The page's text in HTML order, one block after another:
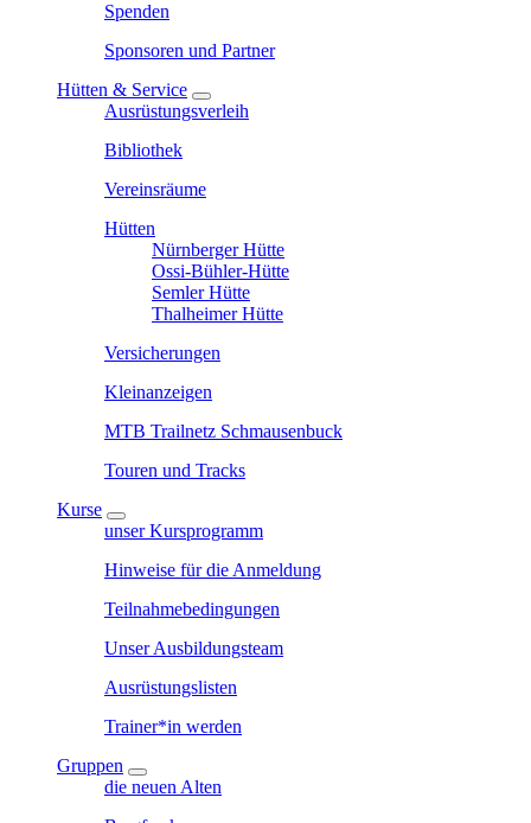
Spenden
Sponsoren und Partner
Hütten & Service
Ausrüstungsverleih
Bibliothek
Vereinsräume
Hütten
Nürnberger Hütte
Ossi-Bühler-Hütte
Semler Hütte
Thalheimer Hütte
Versicherungen
Kleinanzeigen
MTB Trailnetz Schmausenbuck
Touren und Tracks
Kurse
unser Kursprogramm
Hinweise für die Anmeldung
Teilnahmebedingungen
Unser Ausbildungsteam
Ausrüstungslisten
Trainer*in werden
Gruppen
die neuen Alten